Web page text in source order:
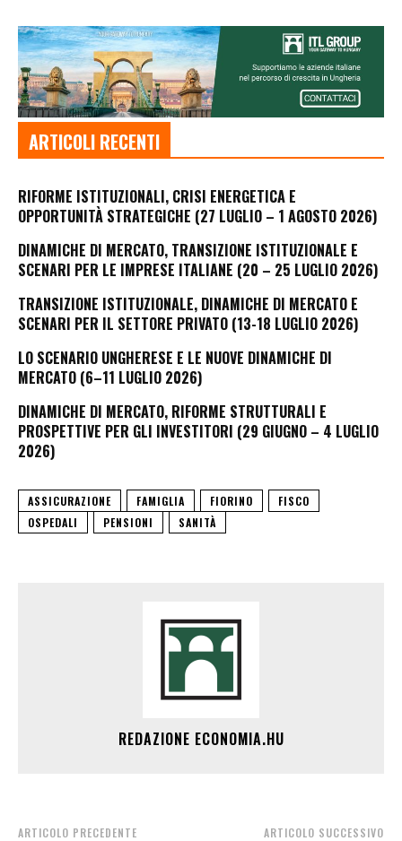
ARTICOLI RECENTI
RIFORME ISTITUZIONALI, CRISI ENERGETICA E
OPPORTUNITÀ STRATEGICHE (27 LUGLIO – 1 AGOSTO 2026)
DINAMICHE DI MERCATO, TRANSIZIONE ISTITUZIONALE E
SCENARI PER LE IMPRESE ITALIANE (20 – 25 LUGLIO 2026)
TRANSIZIONE ISTITUZIONALE, DINAMICHE DI MERCATO E
SCENARI PER IL SETTORE PRIVATO (13-18 LUGLIO 2026)
LO SCENARIO UNGHERESE E LE NUOVE DINAMICHE DI
MERCATO (6–11 LUGLIO 2026)
DINAMICHE DI MERCATO, RIFORME STRUTTURALI E
PROSPETTIVE PER GLI INVESTITORI (29 GIUGNO – 4 LUGLIO
2026)
ASSICURAZIONE FAMIGLIA FIORINO
FISCO
OSPEDALI
PENSIONI SANITÀ
REDAZIONE ECONOMIA.HU
ARTICOLO PRECEDENTE ARTICOLO SUCCESSIVO